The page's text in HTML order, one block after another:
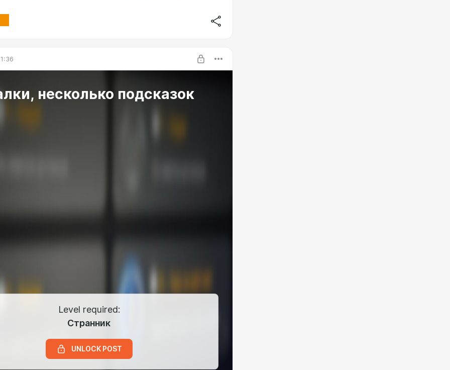
несколько подсказок
Level required:
Странник
UNLOCK POST